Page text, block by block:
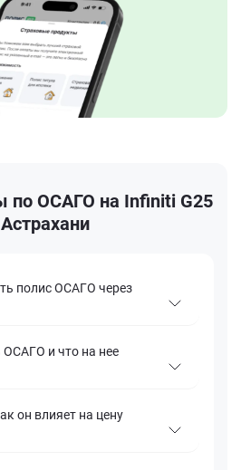
по ОСАГО на Infiniti G25
полис ОСАГО через
ОСАГО и что на нее
он влияет на цену